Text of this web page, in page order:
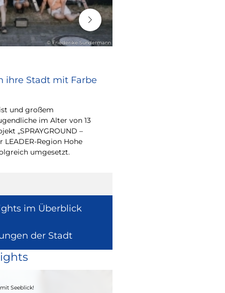
© Friederike Sundermann
ihre Stadt mit Farbe
und großem
im Alter von 13
„SPRAYGROUND –
Region Hohe
umgesetzt.
im Überblick
der Stadt
Seeblick!